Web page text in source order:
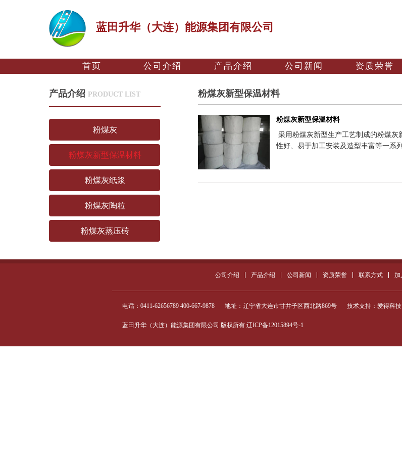
蓝田升华（大连）能源集团有限公司
首页 公司介绍 产品介绍 公司新闻 资质荣誉
产品介绍 PRODUCT LIST
粉煤灰
粉煤灰新型保温材料
粉煤灰纸浆
粉煤灰陶粒
粉煤灰蒸压砖
粉煤灰新型保温材料
粉煤灰新型保温材料
采用粉煤灰新型生产工艺制成的粉煤
性好、易于加工安装及造型丰富等一系
公司介绍 产品介绍 公司新闻 资质荣誉 联系方式 加
电话：0411-62656789 400-667-9878 地址：辽宁省大连市甘井子区西北路869号 技术支持： 爱得科技
蓝田升华（大连）能源集团有限公司 版权所有 辽ICP备12015894号-1